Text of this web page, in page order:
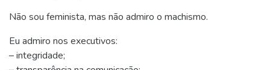
Não sou feminista, mas não admiro o machismo.
Eu admiro nos executivos:
– integridade;